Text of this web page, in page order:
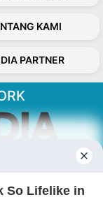
KAMI
PARTNER
aktual dan
berbaik sangka